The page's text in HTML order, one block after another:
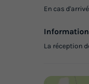
En cas
La réception